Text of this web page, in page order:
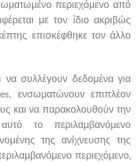
περιεχόμενο από
με τον ίδιο ακριβώς
επισκέφθηκε τον άλλο
να συλλέγουν δεδομένα για
ενσωματώνουν επιπλέον
και να παρακολουθούν την
το περιλαμβανόμενο
της ανίχνευσης της
περιεχόμενο,